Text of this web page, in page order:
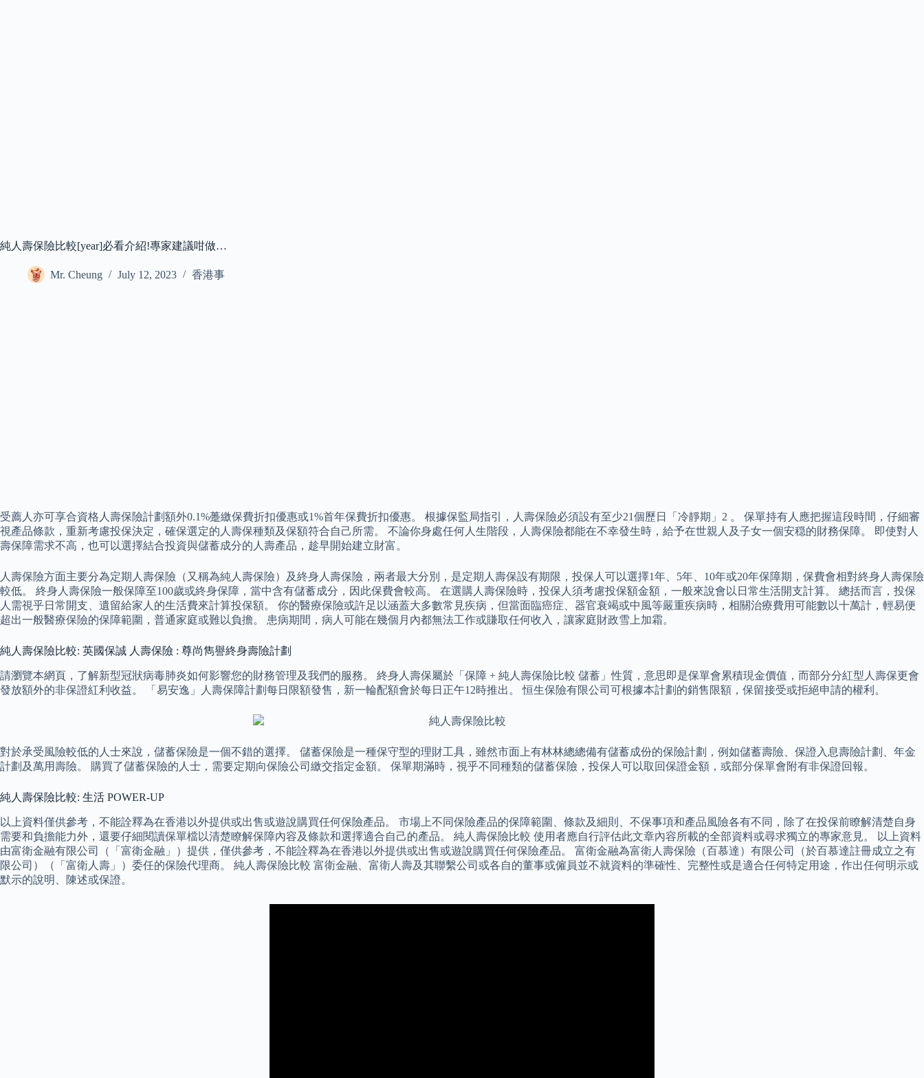
純人壽保險比較[year]必看介紹!專家建議咁做…
Mr. Cheung July 12, 2023 香港事
受薦人亦可享合資格人壽保險計劃額外0.1%躉繳保費折扣優惠或1%首年保費折扣優惠。 根據保監局指引，人壽保險必須設有至少21個歷日「冷靜期」2 。 保單持有人應把握這段時間，仔細審
視產品條款，重新考慮投保決定，確保選定的人壽保種類及保額符合自己所需。 不論你身處任何人生階段，人壽保險都能在不幸發生時，給予在世親人及子女一個安穏的財務保障。 即使對人
壽保障需求不高，也可以選擇結合投資與儲蓄成分的人壽產品，趁早開始建立財富。
人壽保險方面主要分為定期人壽保險（又稱為純人壽保險）及終身人壽保險，兩者最大分別，是定期人壽保設有期限，投保人可以選擇1年、5年、10年或20年保障期，保費會相對終身人壽保險
較低。 終身人壽保險一般保障至100歲或終身保障，當中含有儲蓄成分，因此保費會較高。 在選購人壽保險時，投保人須考慮投保額金額，一般來說會以日常生活開支計算。 總括而言，投保
人需視乎日常開支、遺留給家人的生活費來計算投保額。 你的醫療保險或許足以涵蓋大多數常見疾病，但當面臨癌症、器官衰竭或中風等嚴重疾病時，相關治療費用可能數以十萬計，輕易便
超出一般醫療保險的保障範圍，普通家庭或難以負擔。 患病期間，病人可能在幾個月內都無法工作或賺取任何收入，讓家庭財政雪上加霜。
純人壽保險比較: 英國保誠 人壽保險 : 尊尚雋譽終身壽險計劃
請瀏覽本網頁，了解新型冠狀病毒肺炎如何影響您的財務管理及我們的服務。 終身人壽保屬於「保障 + 純人壽保險比較 儲蓄」性質，意思即是保單會累積現金價值，而部分分紅型人壽保更會
發放額外的非保證紅利收益。 「易安逸」人壽保障計劃每日限額發售，新一輪配額會於每日正午12時推出。 恒生保險有限公司可根據本計劃的銷售限額，保留接受或拒絕申請的權利。
對於承受風險較低的人士來說，儲蓄保險是一個不錯的選擇。 儲蓄保險是一種保守型的理財工具，雖然市面上有林林總總備有儲蓄成份的保險計劃，例如儲蓄壽險、保證入息壽險計劃、年金
計劃及萬用壽險。 購買了儲蓄保險的人士，需要定期向保險公司繳交指定金額。 保單期滿時，視乎不同種類的儲蓄保險，投保人可以取回保證金額，或部分保單會附有非保證回報。
純人壽保險比較: 生活 POWER-UP
以上資料僅供參考，不能詮釋為在香港以外提供或出售或遊說購買任何保險產品。 市場上不同保險產品的保障範圍、條款及細則、不保事項和產品風險各有不同，除了在投保前瞭解清楚自身
需要和負擔能力外，還要仔細閱讀保單檔以清楚瞭解保障內容及條款和選擇適合自己的產品。 純人壽保險比較 使用者應自行評估此文章內容所載的全部資料或尋求獨立的專家意見。 以上資料
由富衛金融有限公司（「富衛金融」）提供，僅供參考，不能詮釋為在香港以外提供或出售或遊說購買任何保險產品。 富衛金融為富衛人壽保險（百慕達）有限公司（於百慕達註冊成立之有
限公司）（「富衛人壽」）委任的保險代理商。 純人壽保險比較 富衛金融、富衛人壽及其聯繫公司或各自的董事或僱員並不就資料的準確性、完整性或是適合任何特定用途，作出任何明示或
默示的說明、陳述或保證。